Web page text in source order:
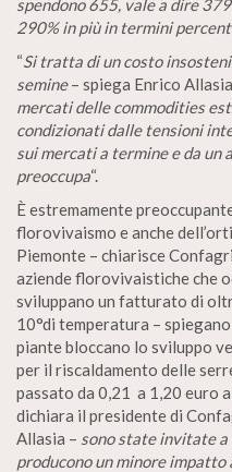
spendono 655, vale a dire
290% in più in termini
“Si tratta di un costo
semine– spiega Enrico
mercati delle commodities
condizionati dalle tensioni
sui mercati a termine e da un
preoccupa“.
È estremamente
florovivaismo e anche
Piemonte – chiarisce
aziende florovivaistiche che
sviluppano un fatturato di
10°di temperatura –
piante bloccano lo sviluppo
per il riscaldamento delle
passato da 0,21 a 1,20 euro
dichiara il presidente di
Allasia – sono state invitate
producono un minore